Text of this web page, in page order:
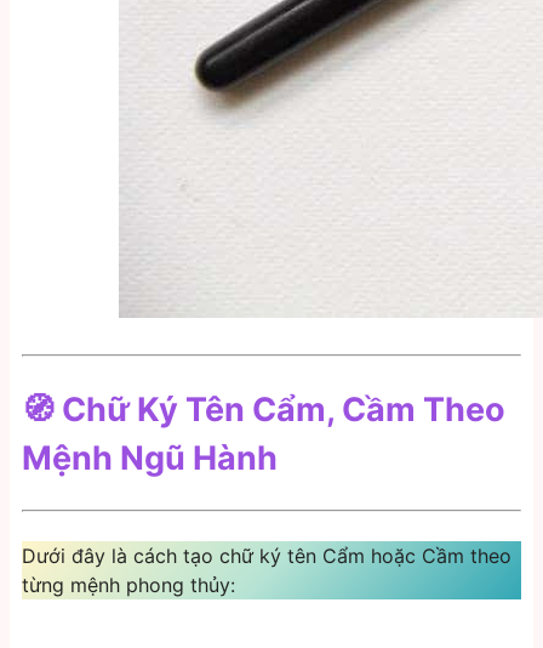
🧭 Chữ Ký Tên Cẩm, Cầm Theo
Mệnh Ngũ Hành
Dưới đây là cách tạo chữ ký tên Cẩm hoặc Cầm theo
từng mệnh phong thủy: